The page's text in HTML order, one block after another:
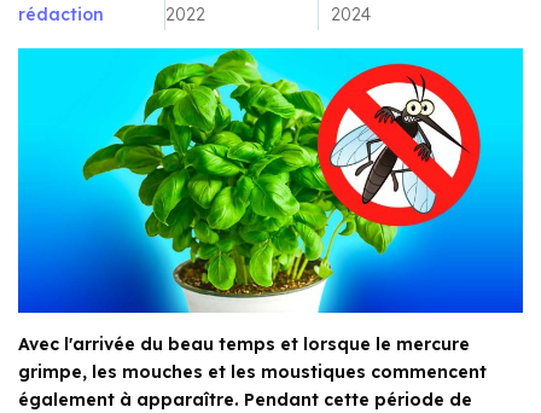
rédaction
2022
2024
Avec l'arrivée du beau temps et lorsque le mercure
grimpe, les mouches et les moustiques commencent
également à apparaître. Pendant cette période de